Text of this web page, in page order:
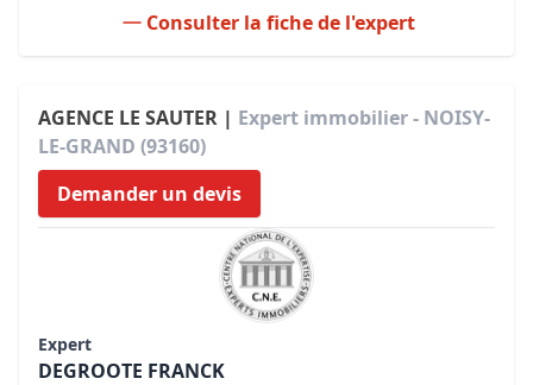
Consulter la fiche de l'expert
AGENCE LE SAUTER | Expert immobilier - NOISY-
LE-GRAND (93160)
Demander un devis
Expert
DEGROOTE FRANCK